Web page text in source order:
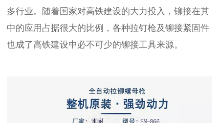
多行业。随着国家对高铁建设的大力投入，铆接在其
中的应用占据很大的比例，各种拉钉枪及铆接紧固件
也成了高铁建设中必不可少的铆接工具来源。